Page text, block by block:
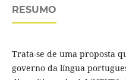
RESUMO
Trata-se de uma proposta
governo da língua